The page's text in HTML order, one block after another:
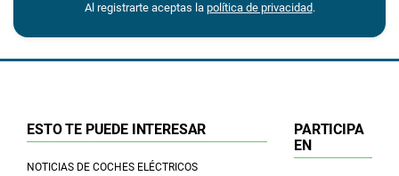
Al registrarte aceptas la política de privacidad.
ESTO TE PUEDE INTERESAR
NOTICIAS DE COCHES ELÉCTRICOS
PARTICIPA
EN